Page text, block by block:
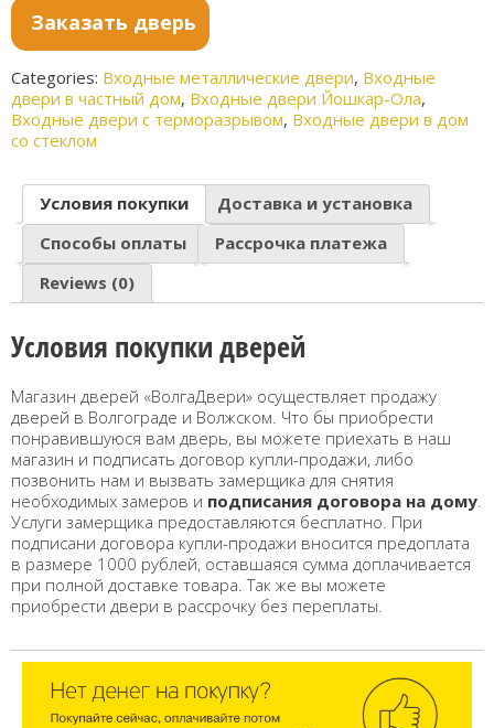
Заказать дверь
Categories: Входные металлические двери, Входные
двери в частный дом, Входные двери Йошкар-Ола,
Входные двери с терморазрывом, Входные двери в дом
со стеклом
Условия покупки
Доставка и установка
Способы оплаты
Рассрочка платежа
Reviews (0)
Условия покупки дверей
Магазин дверей «ВолгаДвери» осуществляет продажу
дверей в Волгограде и Волжском. Что бы приобрести
понравившуюся вам дверь, вы можете приехать в наш
магазин и подписать договор купли-продажи, либо
позвонить нам и вызвать замерщика для снятия
необходимых замеров и подписания договора на дому
Услуги замерщика предоставляются бесплатно. При
подписани договора купли-продажи вносится предоплата
в размере 1000 рублей, оставшаяся сумма доплачивается
при полной доставке товара. Так же вы можете
приобрести двери в рассрочку без переплаты.